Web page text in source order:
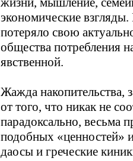
экономические
потеряло свою
общества потребления
явственной.
Жажда накопительства,
от того, что никак не
парадоксально, весьма
подобных «ценностей»
даосы и греческие